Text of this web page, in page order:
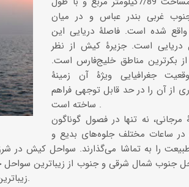
درجنوب غربی بندر عباس و در میان
شده است. فاصلۀ دریایی این
بندر لنگه 50مایل دریایی است. جزیرۀ کیش از نظر
بکر‌ترین مناطق خلیج‌فارس است.
جغرافیایی ویژۀ آن زمینۀ
از آن را در حد قابل توجهی فراهم
ساخته است .
نه تنها در فصول گوناگون
در ساعات مختلف جلوه‌های بدیع و
طبیعت را به تماشا می‌گذارند. سواحل کیش در
جنوب شمال شرقی و جنوب از زیباترین
زیباترین منظرۀغروب خورشید را می توان دید.